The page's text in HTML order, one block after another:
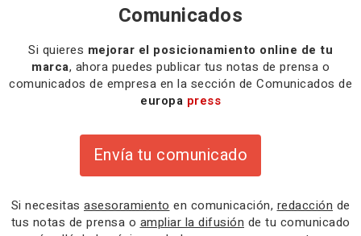
Comunicados
Si quieres mejorar el posicionamiento online de tu
marca, ahora puedes publicar tus notas de prensa o
comunicados de empresa en la sección de Comunicados de
europa press
Envía tu comunicado
Si necesitas asesoramiento en comunicación, redacción de
tus notas de prensa o ampliar la difusión de tu comunicado